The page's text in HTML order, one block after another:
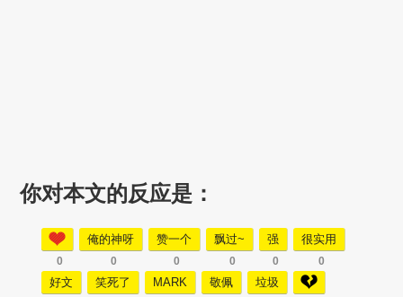
你对本文的反应是：
0
俺的神呀
0
赞一个
0
飘过~
0
强
0
很实用
0
好文 笑死了 MARK 敬佩 垃圾